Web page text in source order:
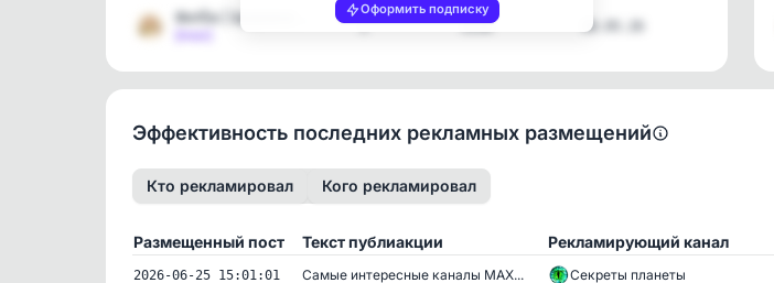
1 3158 06.05.26
Оформить подписку
Эффективность последних рекламных размещений
Кто рекламировал Кого рекламировал
Размещенный пост Текст публиакции Рекламирующий канал
2026-06-25 15:01:01 Самые интересные каналы МАХ... Секреты планеты